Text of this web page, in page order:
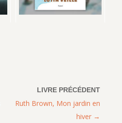
Ruth Brown, Mon jardin en
hiver